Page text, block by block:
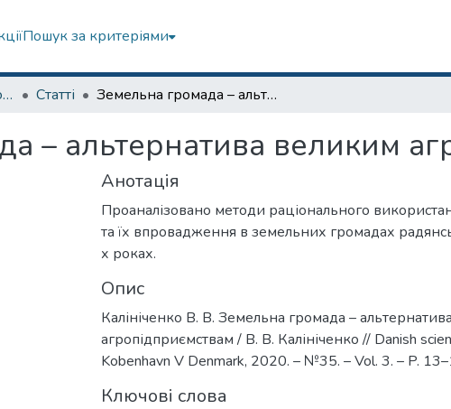
Пошук за критеріями
Кафедра історії, археології та гуманітарних наук Статті Земельна громада – альтернатива великим агропідприємствам
– альтернатива великим
Анотація
Проаналізовано методи раціонального
та їх впровадження в земельних громадах
х роках.
Опис
Калініченко В. В. Земельна громада –
агропідприємствам / В. В. Калініченко // Danish
Kobenhavn V Denmark, 2020. – №35. – Vol. 3. – P.
Ключові слова